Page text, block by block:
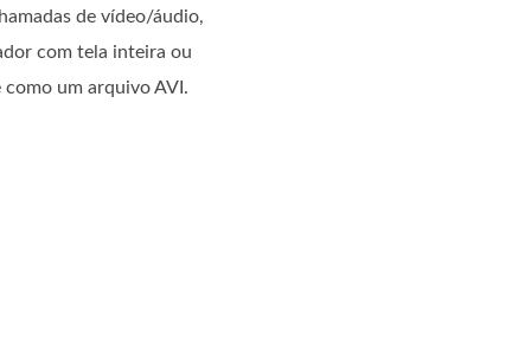
de vídeo/áudio,
com tela inteira ou
como um arquivo AVI.